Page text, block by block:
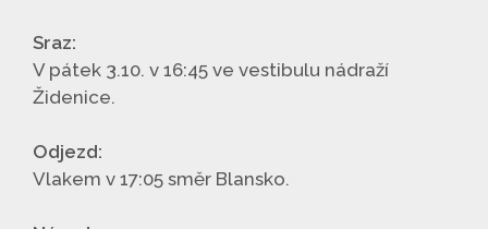
Sraz:
V pátek 3.10. v 16:45 ve vestibulu nádraží
Židenice.
Odjezd:
Vlakem v 17:05 směr Blansko.